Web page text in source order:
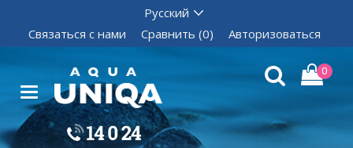
Связаться с нами Сравнить (0) Авторизоваться
0